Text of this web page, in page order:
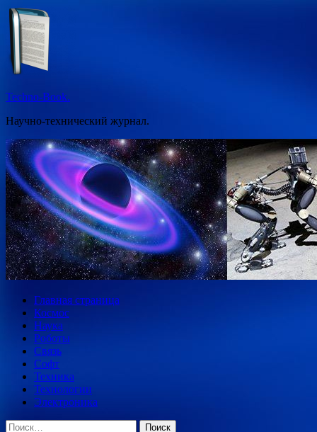
Перейти
к
содержимому
Techno-Book.
Научно-технический журнал.
Главная страница
Космос
Наука
Роботы
Связь
Софт
Техника
Технологии
Электроника
Найти: